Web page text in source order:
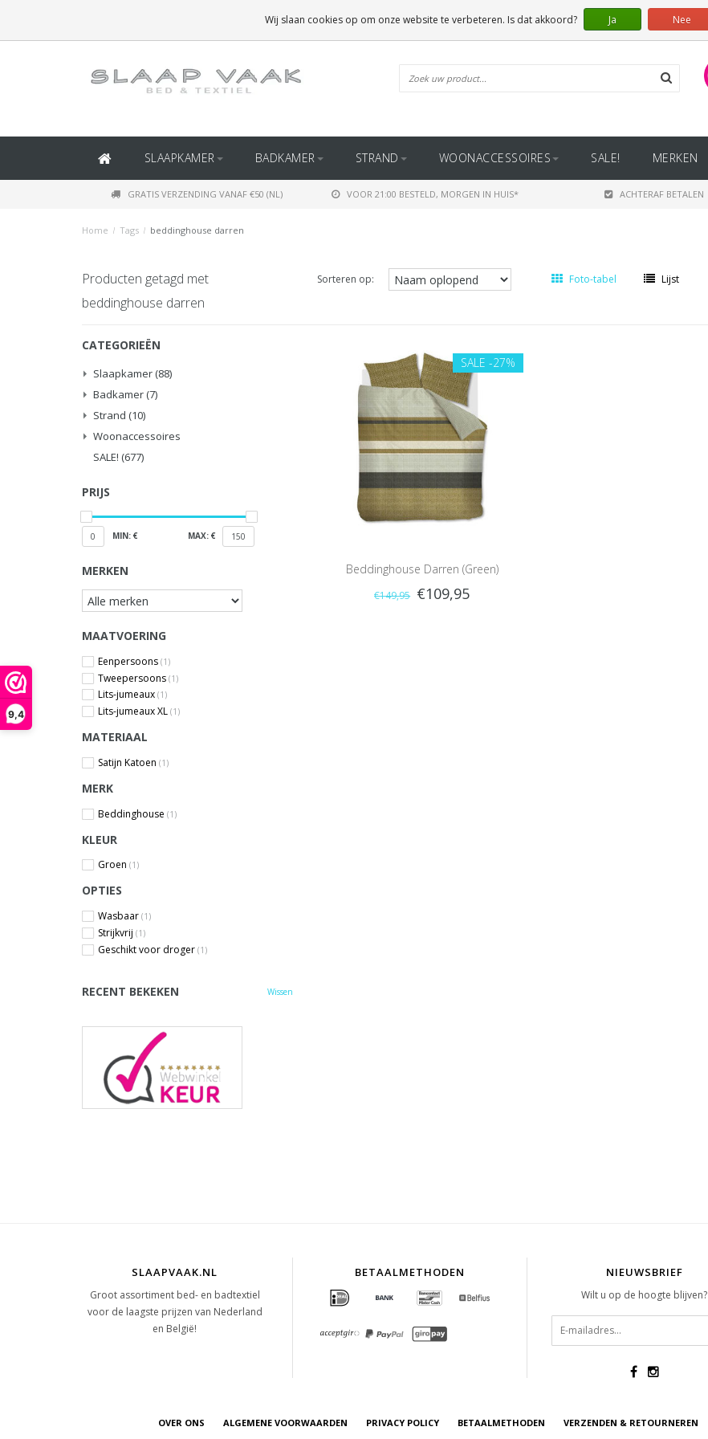
9,4
(BINNEN BELGIË)
SLAAPKAMER BADKAMER STRAND WOONACCESSOIRES SALE! MERKEN
GRATIS VERZENDING VANAF €50 (NL) VOOR 21:00 BESTELD, MORGEN IN HUIS* ACHTERAF BETALEN
Home / Tags / beddinghouse darren
Producten getagd met
beddinghouse darren
Sorteren op: Foto-tabel Lijst
CATEGORIEËN
Slaapkamer (88)
Badkamer (7)
Strand (10)
Woonaccessoires
SALE! (677)
PRIJS
0 MIN: € MAX: € 150
MERKEN
MAATVOERING
Eenpersoons (1)
Tweepersoons (1)
Lits-jumeaux (1)
Lits-jumeaux XL (1)
MATERIAAL
Satijn Katoen (1)
MERK
Beddinghouse (1)
KLEUR
Groen (1)
OPTIES
Wasbaar (1)
Strijkvrij (1)
Geschikt voor droger (1)
RECENT BEKEKEN Wissen
SALE -27%
Beddinghouse Darren (Green)
€149,95 €109,95
SLAAPVAAK.NL
Groot assortiment bed- en badtextiel
voor de laagste prijzen van Nederland
en België!
BETAALMETHODEN NIEUWSBRIEF
Wilt u op de hoogte blijven?
OVER ONS ALGEMENE VOORWAARDEN PRIVACY POLICY BETAALMETHODEN VERZENDEN & RETOURNEREN
Wij slaan cookies op om onze website te verbeteren. Is dat akkoord? Ja Nee